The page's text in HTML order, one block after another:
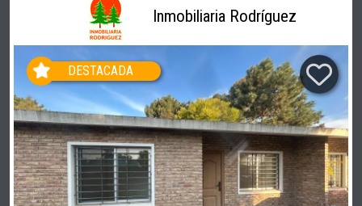
Inmobiliaria Rodríguez
DESTACADA